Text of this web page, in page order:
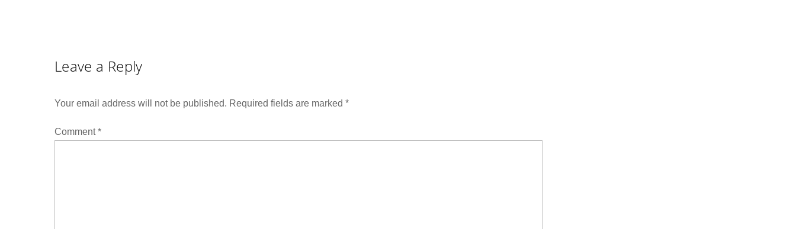
Leave a Reply
Your email address will not be published. Required fields are marked *
Comment*